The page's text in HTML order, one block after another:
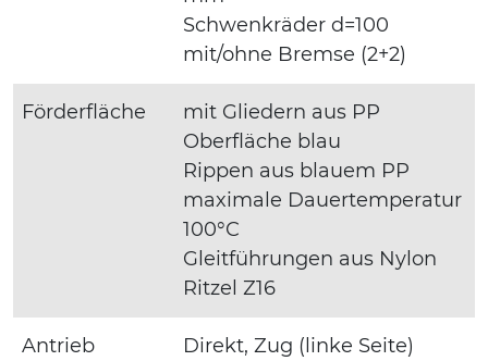
Schwenkräder d=100
mit/ohne Bremse (2+2)
Förderfläche
mit Gliedern aus PP
Oberfläche blau
Rippen aus blauem PP
maximale Dauertemperatur
100°C
Gleitführungen aus Nylon
Ritzel Z16
Antrieb
Direkt, Zug (linke Seite)